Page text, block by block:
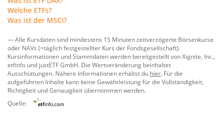
Welche ETFs?
Was ist der MSCI?
— Alle Kursdaten sind mindestens 15 Minuten zeitverzögerte Börsenkurse
oder NAVs (=täglich festgestellter Kurs der Fondsgesellschaft).
Kursinformationen und Stammdaten werden bereitgestellt vonXignite, Inc.
etfinfo und justETF GmbH. Die Wertveränderung beinhaltet
Ausschüttungen. Nähere Informationen erhältst du hier. Für die
aufgeführten Inhalte kann keine Gewährleistung für die Vollständigkeit,
Richtigkeit und Genauigkeit übernommen werden.
Quelle: